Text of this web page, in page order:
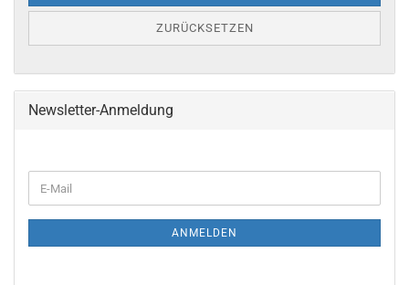
ZURÜCKSETZEN
Newsletter-Anmeldung
ANMELDEN